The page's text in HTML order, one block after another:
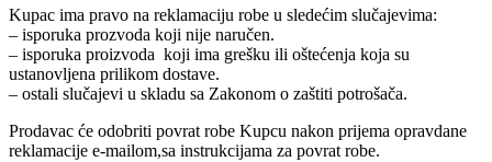
Kupac ima pravo na reklamaciju robe u sledećim slučajevima:
– isporuka prozvoda koji nije naručen.
– isporuka proizvoda koji ima grešku ili oštećenja koja su
ustanovljena prilikom dostave.
– ostali slučajevi u skladu sa Zakonom o zaštiti potrošača.
Prodavac će odobriti povrat robe Kupcu nakon prijema opravdane
reklamacije e-mailom,sa instrukcijama za povrat robe.